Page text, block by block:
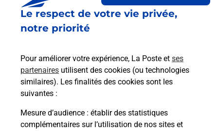
Le respect de votre vie privée,
notre priorité
Pour améliorer votre expérience, La Poste et ses
partenaires utilisent des cookies (ou technologies
similaires). Les finalités des cookies sont les
suivantes :
Mesure d’audience : établir des statistiques
complémentaires sur l’utilisation de nos sites et
39 ROUTE D ESPAGNE
CARREFOUR CITY
31100 TOULOUSE
En savoir plus Itinéraire
La Poste Relais
TOULOUSE CARREFOUR CITY
FRONTON
Le lien s'ouvre dans un nouvel onglet